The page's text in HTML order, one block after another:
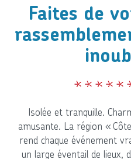
Faites de
Isolée et tranquille.
amusante. La région «
rend chaque événement
un large éventail de lieux,